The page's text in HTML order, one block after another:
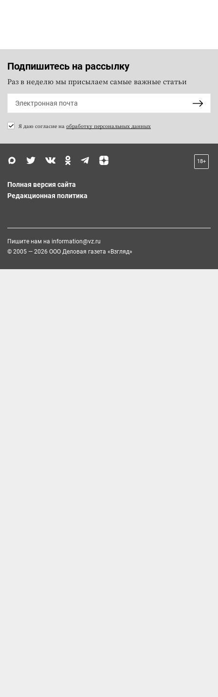
Подпишитесь на рассылку
Раз в неделю мы присылаем самые важные статьи
Я даю согласие на обработку персональных данных
18+
Полная версия сайта
Редакционная политика
Пишите нам на information@vz.ru
© 2005 — 2026 ООО Деловая газета «Взгляд»